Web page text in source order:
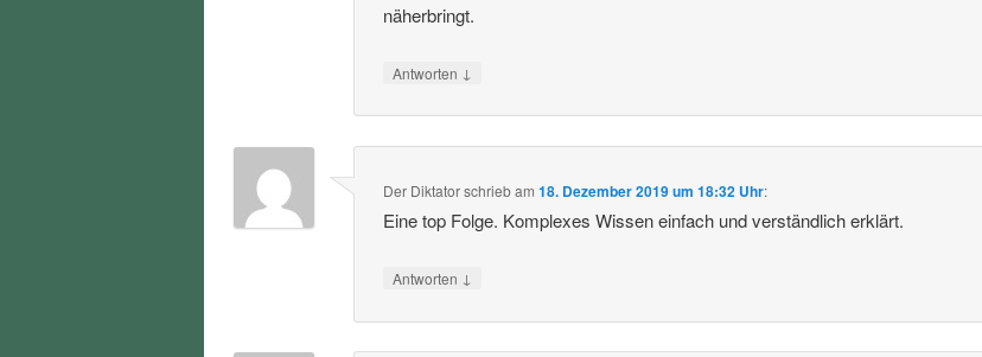
näherbringt.
Antworten ↓
Der Diktatorschriebam18. Dezember 2019 um 18:32 Uhr:
Eine top Folge. Komplexes Wissen einfach und verständlich erklärt.
Antworten ↓